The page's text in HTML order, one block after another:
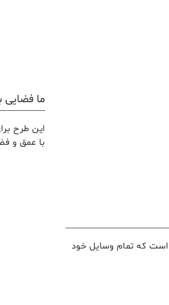
ما فضایی
این طرح
با عمق و
که تمام وسایل خود